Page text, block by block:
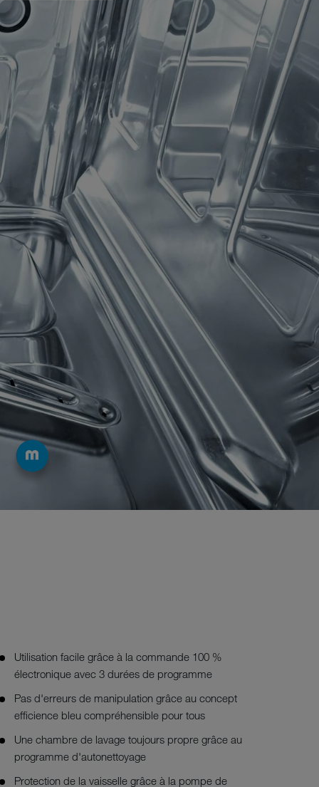
Utilisation facile grâce à la commande 100 %
électronique avec 3 durées de programme
Pas d'erreurs de manipulation grâce au concept
efficience bleu compréhensible pour tous
Une chambre de lavage toujours propre grâce au
programme d'autonettoyage
Protection de la vaisselle grâce à la pompe de